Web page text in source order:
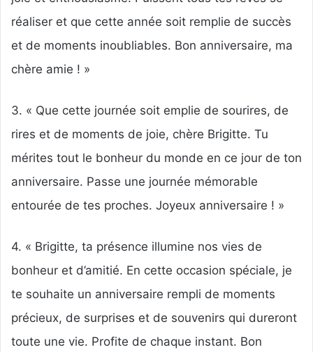
réaliser et que cette année soit remplie de succès
et de moments inoubliables. Bon anniversaire, ma
chère amie ! »
3. « Que cette journée soit emplie de sourires, de
rires et de moments de joie, chère Brigitte. Tu
mérites tout le bonheur du monde en ce jour de ton
anniversaire. Passe une journée mémorable
entourée de tes proches. Joyeux anniversaire ! »
4. « Brigitte, ta présence illumine nos vies de
bonheur et d’amitié. En cette occasion spéciale, je
te souhaite un anniversaire rempli de moments
précieux, de surprises et de souvenirs qui dureront
toute une vie. Profite de chaque instant. Bon